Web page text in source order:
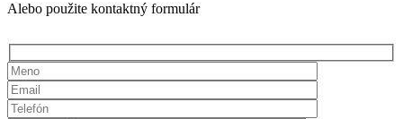
Alebo použite kontaktný formulár